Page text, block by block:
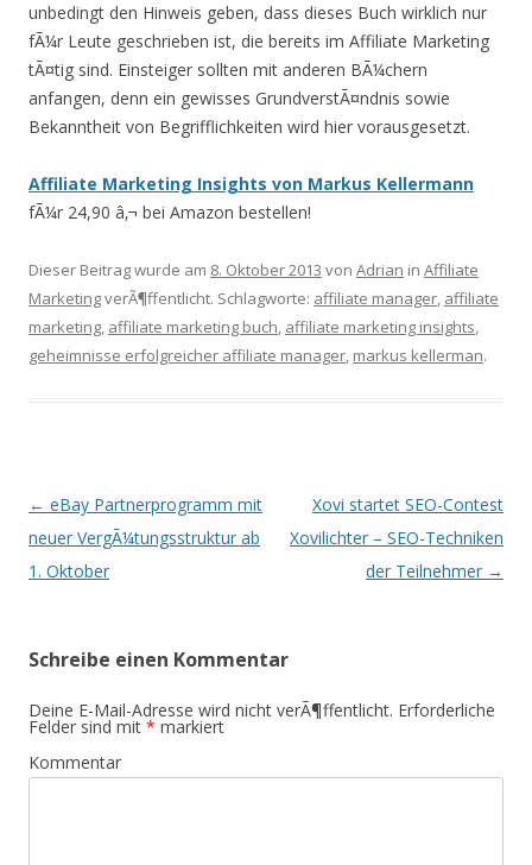
unbedingt den Hinweis geben, dass dieses Buch wirklich nur
fÃ¼r Leute geschrieben ist, die bereits im Affiliate Marketing
tÃ¤tig sind. Einsteiger sollten mit anderen BÃ¼chern
anfangen, denn ein gewisses GrundverstÃ¤ndnis sowie
Bekanntheit von Begrifflichkeiten wird hier vorausgesetzt.
Affiliate Marketing Insights von Markus Kellermann
fÃ¼r 24,90 â‚¬ bei Amazon bestellen!
Dieser Beitrag wurde am 8. Oktober 2013 von Adrian in Affiliate
MarketingverÃ¶ffentlicht. Schlagworte: affiliate manager, affiliate
marketing, affiliate marketing buch, affiliate marketing insights,
geheimnisse erfolgreicher affiliate manager, markus kellerman.
Beitrags-
Navigation
← eBay Partnerprogramm mit
neuer VergÃ¼tungsstruktur ab
1. Oktober
Xovi startet SEO-Contest
Xovilichter – SEO-Techniken
der Teilnehmer →
Schreibe einen Kommentar
Deine E-Mail-Adresse wird nicht verÃ¶ffentlicht. Erforderliche
Felder sind mit * markiert
Kommentar